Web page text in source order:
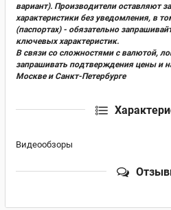
вариант). Производители оставляют
характеристики без уведомления, в
(паспортах) - обязательно
ключевых характеристик.
В связи со сложностями с валютой,
запрашивать подтверждения цены и
Москве и Санкт-Петербурге
Видеообзоры